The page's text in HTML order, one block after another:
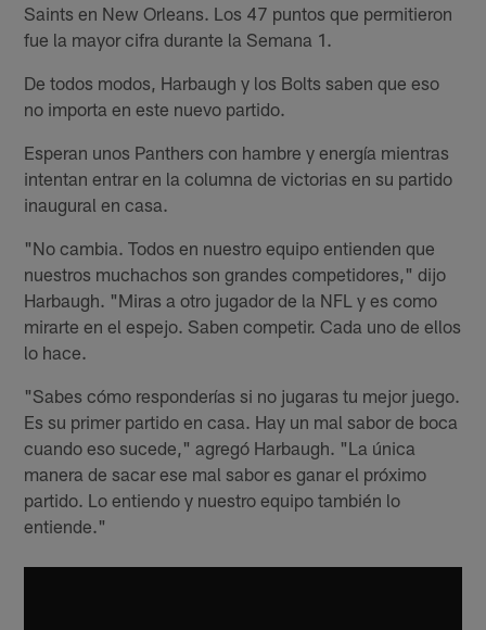
Saints en New Orleans. Los 47 puntos que permitieron
fue la mayor cifra durante la Semana 1.
De todos modos, Harbaugh y los Bolts saben que eso
no importa en este nuevo partido.
Esperan unos Panthers con hambre y energía mientras
intentan entrar en la columna de victorias en su partido
inaugural en casa.
"No cambia. Todos en nuestro equipo entienden que
nuestros muchachos son grandes competidores," dijo
Harbaugh. "Miras a otro jugador de la NFL y es como
mirarte en el espejo. Saben competir. Cada uno de ellos
lo hace.
"Sabes cómo responderías si no jugaras tu mejor juego.
Es su primer partido en casa. Hay un mal sabor de boca
cuando eso sucede," agregó Harbaugh. "La única
manera de sacar ese mal sabor es ganar el próximo
partido. Lo entiendo y nuestro equipo también lo
entiende."